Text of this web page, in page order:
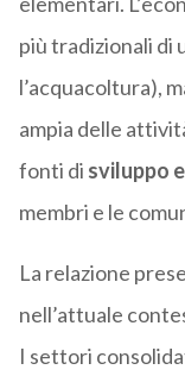
più tradizionali di
l’acquacoltura),
ampia delle
fonti di sviluppo
membri e le
La relazione
nell’attuale
I settori